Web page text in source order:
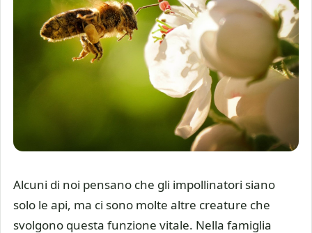
Alcuni di noi pensano che gli impollinatori siano
solo le api, ma ci sono molte altre creature che
svolgono questa funzione vitale. Nella famiglia